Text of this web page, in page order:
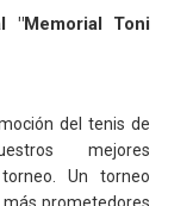
"Memorial Toni
del tenis de
mejores
Un torneo